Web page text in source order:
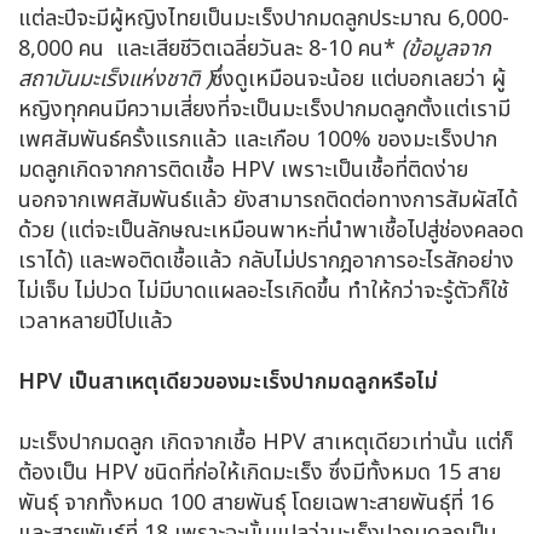
แต่ละปีจะมีผู้หญิงไทยเป็นมะเร็งปากมดลูกประมาณ 6,000-
8,000 คน และเสียชีวิตเฉลี่ยวันละ 8-10 คน* (ข้อมูลจาก
สถาบันมะเร็งแห่งชาติ )ซึ่งดูเหมือนจะน้อย แต่บอกเลยว่า ผู้
หญิงทุกคนมีความเสี่ยงที่จะเป็นมะเร็งปากมดลูกตั้งแต่เรามี
เพศสัมพันธ์ครั้งแรกแล้ว และเกือบ 100% ของมะเร็งปาก
มดลูกเกิดจากการติดเชื้อ HPV เพราะเป็นเชื้อที่ติดง่าย
นอกจากเพศสัมพันธ์แล้ว ยังสามารถติดต่อทางการสัมผัสได้
ด้วย (แต่จะเป็นลักษณะเหมือนพาหะที่นำพาเชื้อไปสู่ช่องคลอด
เราได้) และพอติดเชื้อแล้ว กลับไม่ปรากฎอาการอะไรสักอย่าง
ไม่เจ็บ ไม่ปวด ไม่มีบาดแผลอะไรเกิดขึ้น ทำให้กว่าจะรู้ตัวก็ใช้
เวลาหลายปีไปแล้ว
HPV เป็นสาเหตุเดียวของมะเร็งปากมดลูกหรือไม่
มะเร็งปากมดลูก เกิดจากเชื้อ HPV สาเหตุเดียวเท่านั้น แต่ก็
ต้องเป็น HPV ชนิดที่ก่อให้เกิดมะเร็ง ซึ่งมีทั้งหมด 15 สาย
พันธุ์ จากทั้งหมด 100 สายพันธุ์ โดยเฉพาะสายพันธุ์ที่ 16